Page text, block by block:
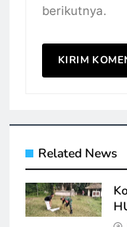
berikutnya.
Related News